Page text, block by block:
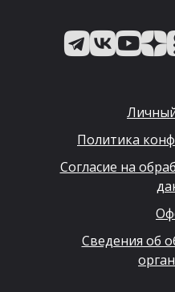
Политика
Согласие на
Сведения об